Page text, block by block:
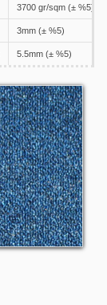
3700 gr/sqm (± %5)
3mm (± %5)
5.5mm (± %5)
Atlantis 1705